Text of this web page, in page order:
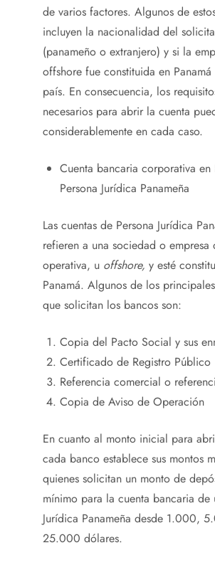
de varios factores. Algunos de
incluyen la nacionalidad del
(panameño o extranjero) y si la
offshore fue constituida en
país. En consecuencia, los
necesarios para abrir la cuenta
considerablemente en cada caso.
Cuenta bancaria corporativa en
Persona Jurídica Panameña
Las cuentas de Persona Jurídica
refieren a una sociedad o empresa
operativa, u offshore, y esté
Panamá. Algunos de los
que solicitan los bancos son:
Copia del Pacto Social y sus
Certificado de Registro Público
Referencia comercial o
Copia de Aviso de Operación
En cuanto al monto inicial para
cada banco establece sus montos
quienes solicitan un monto de
mínimo para la cuenta bancaria de
Jurídica Panameña desde 1.000,
25.000 dólares.